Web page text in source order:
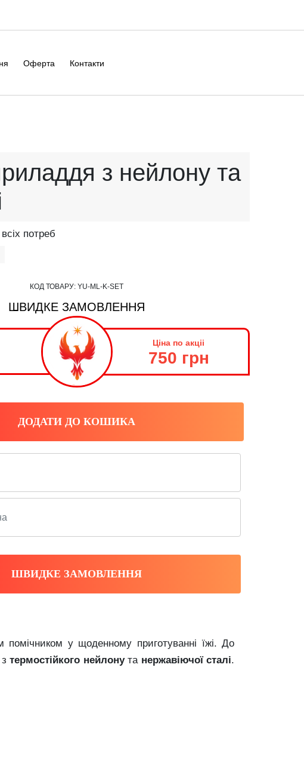
Оферта Контакти
з нейлону та
потреб
КОД ТОВАРУ: YU-ML-K-SET
ШВИДКЕ ЗАМОВЛЕННЯ
Ціна по акціі
750 грн
ДОДАТИ ДО КОШИКА
ШВИДКЕ ЗАМОВЛЕННЯ
помічником у щоденному приготуванні їжі.До
зтермостійкого нейлону та нержавіючоїсталі.